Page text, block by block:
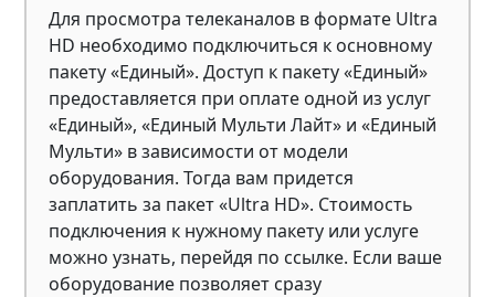
Для просмотра телеканалов в формате Ultra
HD необходимо подключиться к основному
пакету «Единый». Доступ к пакету «Единый»
предоставляется при оплате одной из услуг
«Единый», «Единый Мульти Лайт» и «Единый
Мульти» в зависимости от модели
оборудования. Тогда вам придется
заплатить за пакет «Ultra HD». Стоимость
подключения к нужному пакету или услуге
можно узнать, перейдя по ссылке. Если ваше
оборудование позволяет сразу